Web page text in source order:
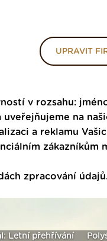
UPRAVIT
v rozsahu:
na
a reklamu
zákazníkům
zpracování údajů
Letní přehřívání